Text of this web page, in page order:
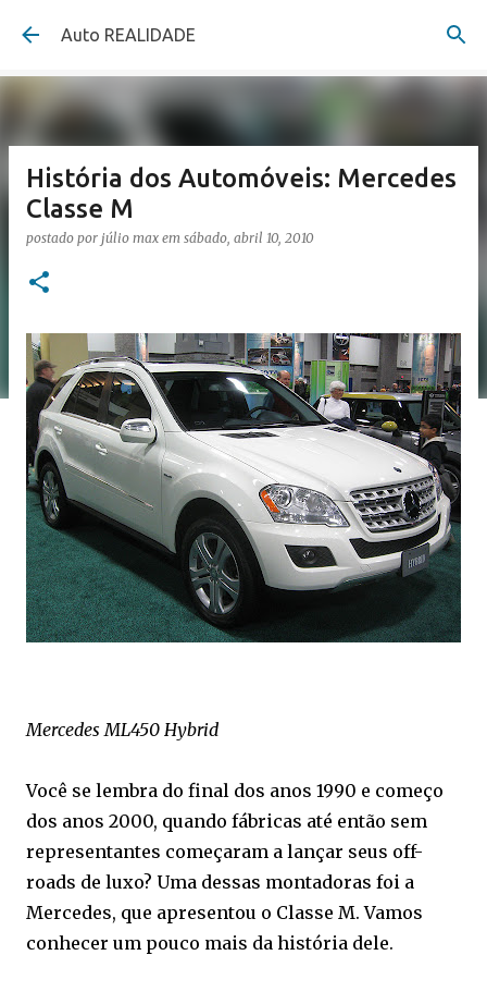
Pular para o conteúdo principal
Auto REALIDADE
História dos Automóveis: Mercedes
Classe M
postado por júlio max em sábado, abril 10, 2010
Mercedes ML450 Hybrid
Você se lembra do final dos anos 1990 e começo
dos anos 2000, quando fábricas até então sem
representantes começaram a lançar seus off-
roads de luxo? Uma dessas montadoras foi a
Mercedes, que apresentou o Classe M. Vamos
conhecer um pouco mais da história dele.